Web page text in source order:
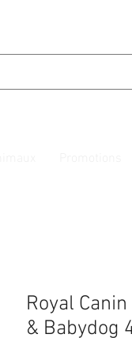
Royal
& Babydog